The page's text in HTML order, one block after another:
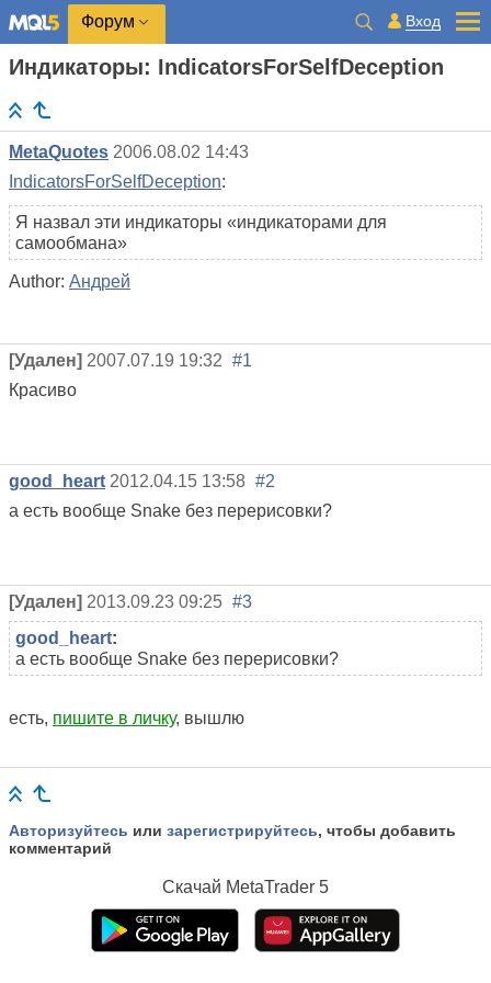
Форум Вход
Индикаторы: IndicatorsForSelfDeception
MetaQuotes 2006.08.02 14:43
IndicatorsForSelfDeception:
Я назвал эти индикаторы «индикаторами для
самообмана»
Author: Андрей
[Удален] 2007.07.19 19:32 #1
Красиво
good_heart 2012.04.15 13:58 #2
а есть вообще Snake без перерисовки?
[Удален] 2013.09.23 09:25 #3
good_heart:
а есть вообще Snake без перерисовки?
есть, пишите в личку, вышлю
Авторизуйтесь или зарегистрируйтесь, чтобы добавить
комментарий
Скачай MetaTrader 5